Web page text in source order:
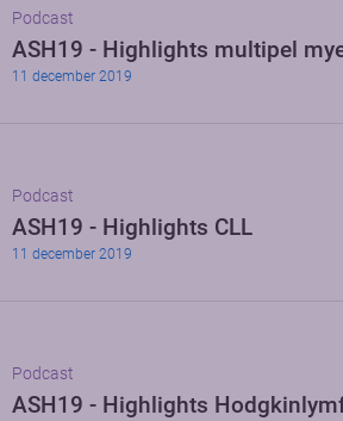
Podcast
ASH19 - Highlights multipel
11 december 2019
Podcast
ASH19 - Highlights CLL
11 december 2019
Podcast
ASH19 - Highlights